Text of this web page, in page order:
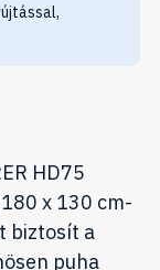
HD75
x 130 cm-
biztosít a
puha